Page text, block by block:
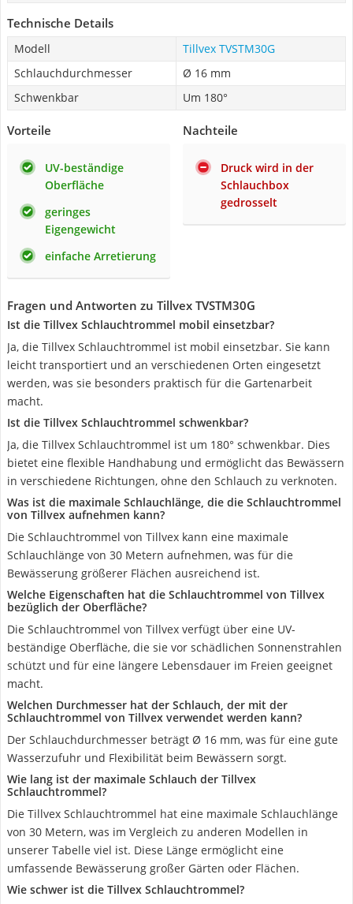
Technische Details
Modell
Tillvex TVSTM30G
Schlauchdurchmesser
Ø 16 mm
Schwenkbar
Um 180°
Vorteile
UV-beständige
Oberfläche
geringes
Eigengewicht
einfache Arretierung
Nachteile
Druck wird in der
Schlauchbox
gedrosselt
Fragen und Antworten zu Tillvex TVSTM30G
Ist die Tillvex Schlauchtrommel mobil einsetzbar?
Ja, die Tillvex Schlauchtrommel ist mobil einsetzbar. Sie kann
leicht transportiert und an verschiedenen Orten eingesetzt
werden, was sie besonders praktisch für die Gartenarbeit
macht.
Ist die Tillvex Schlauchtrommel schwenkbar?
Ja, die Tillvex Schlauchtrommel ist um 180° schwenkbar. Dies
bietet eine flexible Handhabung und ermöglicht das Bewässern
in verschiedene Richtungen, ohne den Schlauch zu verknoten.
Was ist die maximale Schlauchlänge, die die Schlauchtrommel
von Tillvex aufnehmen kann?
Die Schlauchtrommel von Tillvex kann eine maximale
Schlauchlänge von 30 Metern aufnehmen, was für die
Bewässerung größerer Flächen ausreichend ist.
Welche Eigenschaften hat die Schlauchtrommel von Tillvex
bezüglich der Oberfläche?
Die Schlauchtrommel von Tillvex verfügt über eine UV-
beständige Oberfläche, die sie vor schädlichen Sonnenstrahlen
schützt und für eine längere Lebensdauer im Freien geeignet
macht.
Welchen Durchmesser hat der Schlauch, der mit der
Schlauchtrommel von Tillvex verwendet werden kann?
Der Schlauchdurchmesser beträgt Ø 16 mm, was für eine gute
Wasserzufuhr und Flexibilität beim Bewässern sorgt.
Wie lang ist der maximale Schlauch der Tillvex
Schlauchtrommel?
Die Tillvex Schlauchtrommel hat eine maximale Schlauchlänge
von 30 Metern, was im Vergleich zu anderen Modellen in
unserer Tabelle viel ist. Diese Länge ermöglicht eine
umfassende Bewässerung großer Gärten oder Flächen.
Wie schwer ist die Tillvex Schlauchtrommel?